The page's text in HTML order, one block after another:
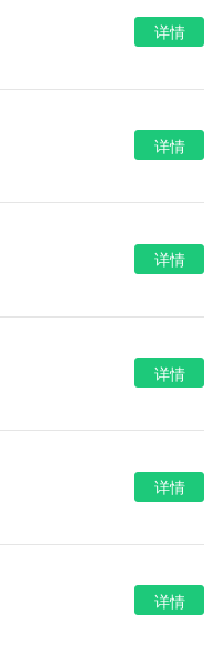
详情
详情
详情
详情
详情
详情